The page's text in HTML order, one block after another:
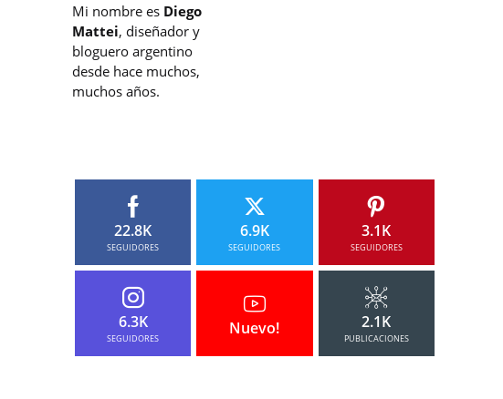
Mi nombre es Diego
Mattei, diseñador y
bloguero argentino
desde hace muchos,
muchos años.
22.8K
SEGUIDORES
6.9K
SEGUIDORES
3.1K
SEGUIDORES
6.3K
SEGUIDORES
Nuevo! 2.1K
PUBLICACIONES